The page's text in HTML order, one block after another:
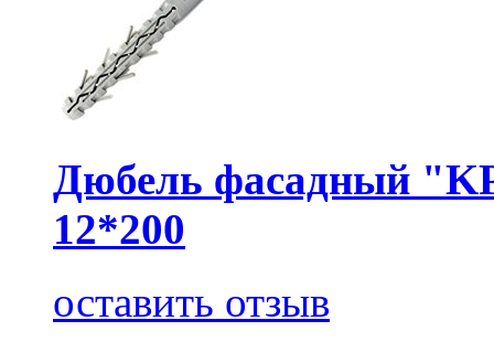
Дюбель фасадный
12*200
оставить отзыв